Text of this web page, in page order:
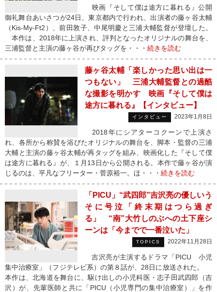
映画『そして僕は途方に暮れる』公開
御礼舞台あいさつが24日、東京都内で行われ、出演者の藤ヶ谷太輔
（Kis-My-Ft2）、前田敦子、中尾明慶と三浦大輔監督が登壇した。
本作は、2018年に上演され、評判となったオリジナルの舞台を、
三浦監督と主演の藤ヶ谷が再びタッグを・・・ 続きを読む
藤ヶ谷太輔「楽しかった思い出は一
つもない」 三浦大輔監督との過酷
な撮影を明かす 映画『そして僕は
途方に暮れる』【インタビュー】
インタビュー 2023年1月8日
2018年にシアターコクーンで上演さ
れ、各所から称賛を浴びたオリジナルの舞台を、脚本・監督の三浦
大輔と主演の藤ヶ谷太輔が再タッグを組み、映画化した『そして僕
は途方に暮れる』が、１月13日から公開される。本作で藤ヶ谷が演
じるのは、平凡なフリーター・菅原裕一。ほ・・・ 続きを読む
「PICU」“武四郎”吉沢亮の優しいう
そに号泣「終末期はつら過ぎ
る」 “南”大竹しのぶへの土下座シ
ーンは「今までで一番泣いた」
TOPICS 2022年11月28日
吉沢亮が主演するドラマ「PICU 小児
集中治療室」（フジテレビ系）の第８話が、28日に放送された。
本作は、北海道を舞台に、駆け出しの小児科医・志子田武四郎（吉
沢）が、先輩医師と共に「PICU（小児専門の集中治療室）」を作